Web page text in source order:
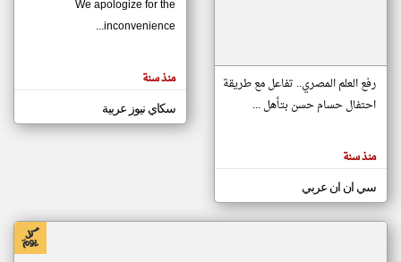
مصادر الأخبار من موريتانيا
اخبار موريتانيا على مدار الساعة
أهم اخبار موريتانيا العاجلة والمباشرة
المقالات
الموجوده
هنا عن
رفع العلم المصري.. تفاعل مع طريقة
احتفال حسام حسن بتأهل ...
منذ سنة
سي ان ان عربي
We apologize for the
inconvenience...
منذ سنة
سكاي نيوز عربية
klyoum.com